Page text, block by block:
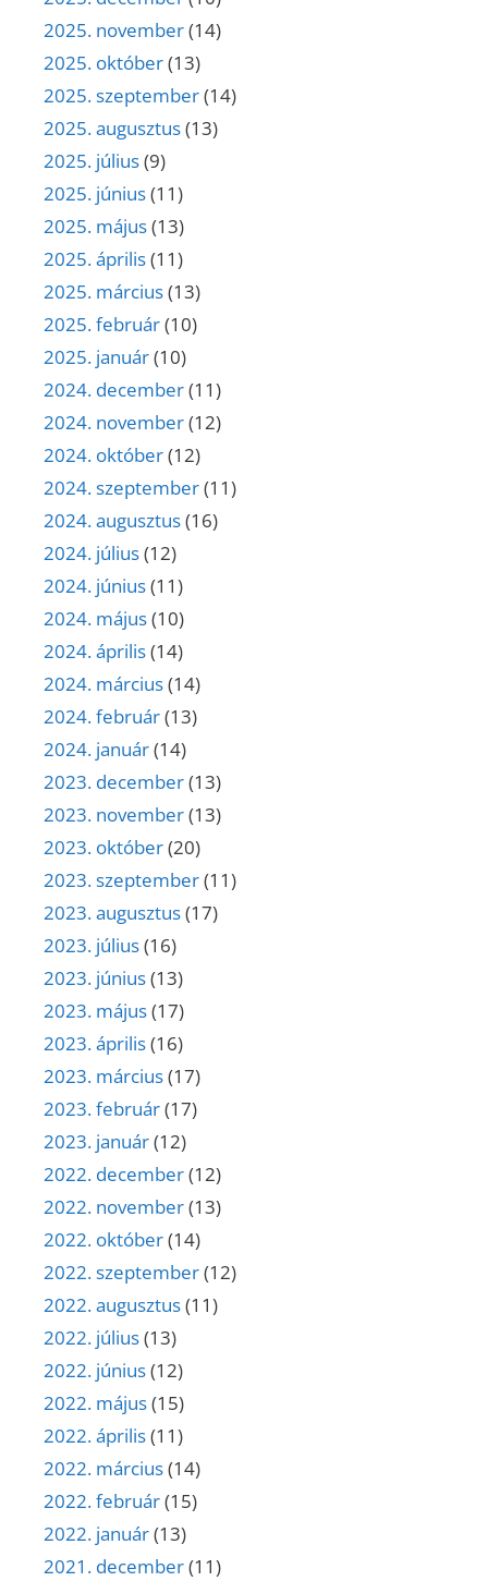
2025. november(14)
2025. október(13)
2025. szeptember(14)
2025. augusztus(13)
2025. július(9)
2025. június(11)
2025. május(13)
2025. április(11)
2025. március(13)
2025. február(10)
2025. január(10)
2024. december(11)
2024. november(12)
2024. október(12)
2024. szeptember(11)
2024. augusztus(16)
2024. július(12)
2024. június(11)
2024. május(10)
2024. április(14)
2024. március(14)
2024. február(13)
2024. január(14)
2023. december(13)
2023. november(13)
2023. október(20)
2023. szeptember(11)
2023. augusztus(17)
2023. július(16)
2023. június(13)
2023. május(17)
2023. április(16)
2023. március(17)
2023. február(17)
2023. január(12)
2022. december(12)
2022. november(13)
2022. október(14)
2022. szeptember(12)
2022. augusztus(11)
2022. július(13)
2022. június(12)
2022. május(15)
2022. április(11)
2022. március(14)
2022. február(15)
2022. január(13)
2021. december(11)